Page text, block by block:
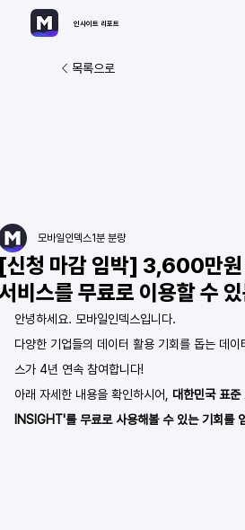
인사이트 리포트
목록으로
청 마감 임박] 3,600만
비스를 무료로 이용할 수
모바일인덱스1분 분량
안녕하세요. 모바일인덱스입니다.
다양한 기업들의 데이터 활용 기회를 돕는 데
스가 4년 연속 참여합니다!
아래 자세한 내용을 확인하시어, 대한민국 표
INSIGHT'를 무료로 사용해볼 수 있는 기회를